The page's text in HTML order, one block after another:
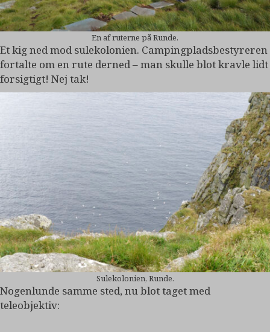
En af ruterne på Runde.
Et kig ned mod sulekolonien. Campingpladsbestyreren
fortalte om en rute derned – man skulle blot kravle lidt
forsigtigt! Nej tak!
Sulekolonien, Runde.
Nogenlunde samme sted, nu blot taget med
teleobjektiv: